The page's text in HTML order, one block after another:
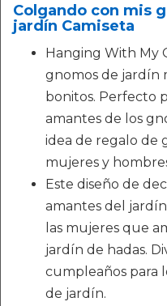
Colgando con mis
jardín Camiseta
Hanging With My
gnomos de jardín
bonitos. Perfecto
amantes de los
idea de regalo de
mujeres y
Este diseño de
amantes del
las mujeres que
jardín de hadas.
cumpleaños para
de jardín.